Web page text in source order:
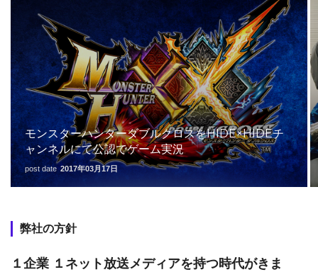
モンスターハンターダブルクロスをHIDE×HIDEチ
ャンネルにて公認でゲーム実況
post date 2017年03月17日
弊社の方針
１企業 １ネット放送メディアを持つ時代がきま